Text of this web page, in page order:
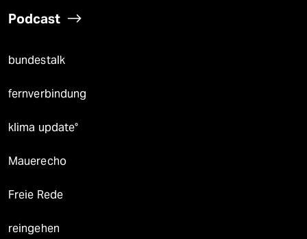
Podcast
bundestalk
fernverbindung
klima update°
Mauerecho
Freie Rede
reingehen